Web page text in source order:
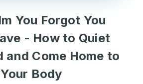
You Forgot You
- How to Quiet
and Come Home to
Your Body